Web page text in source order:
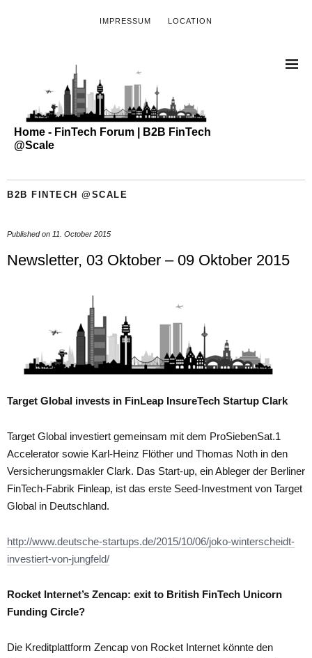
IMPRESSUM LOCATION
Home - FinTech Forum | B2B FinTech
@Scale
B2B FINTECH @SCALE
Published on 11. October 2015
Newsletter, 03 Oktober – 09 Oktober 2015
Target Global invests in FinLeap InsureTech Startup Clark
Target Global investiert gemeinsam mit dem ProSiebenSat.1
Accelerator sowie Karl-Heinz Flöther und Thomas Noth in den
Versicherungsmakler Clark. Das Start-up, ein Ableger der Berliner
FinTech-Fabrik Finleap, ist das erste Seed-Investment von Target
Global in Deutschland.
http://www.deutsche-startups.de/2015/10/06/joko-winterscheidt-
investiert-von-jungfeld/
Rocket Internet’s Zencap: exit to British FinTech Unicorn
Funding Circle?
Die Kreditplattform Zencap von Rocket Internet könnte den